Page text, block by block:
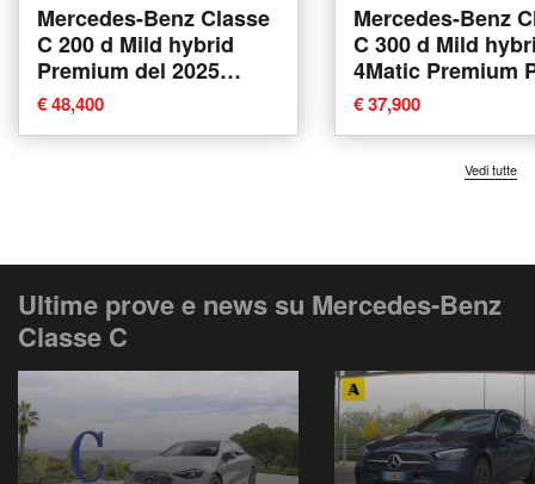
Mercedes-Benz Classe
C 200 d Mild hybrid
Premium del 2025
usata a Bologna
€ 48,400
Mercedes-Benz
C 300 d Mild
4Matic Premium
del 2022 usata a
Bologna
€ 37,900
Vedi tutte
Ultime prove e news su Mercedes-Benz
Classe C